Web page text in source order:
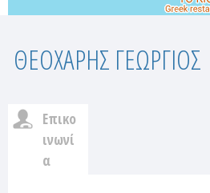
ΘΕΟΧΑΡΗΣ ΓΕΩΡΓΙΟΣ
Επικο
ινωνί
α